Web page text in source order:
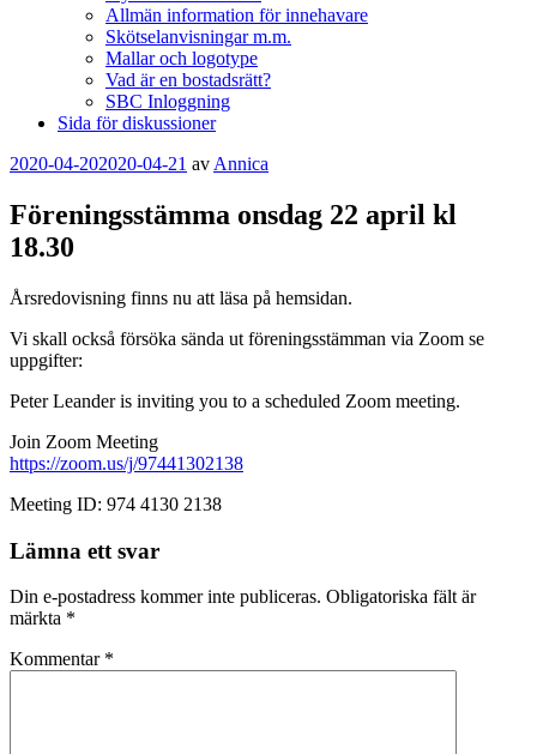
Allmän information för innehavare
Skötselanvisningar m.m.
Mallar och logotype
Vad är en bostadsrätt?
SBC Inloggning
Sida för diskussioner
Publicerat
2020-04-202020-04-21 av Annica
Föreningsstämma onsdag 22 april kl
18.30
Årsredovisning finns nu att läsa på hemsidan.
Vi skall också försöka sända ut föreningsstämman via Zoom se
uppgifter:
Peter Leander is inviting you to a scheduled Zoom meeting.
Join Zoom Meeting
https://zoom.us/j/97441302138
Meeting ID: 974 4130 2138
Lämna ett svar
Din e-postadress kommer inte publiceras. Obligatoriska fält är
märkta *
Kommentar *